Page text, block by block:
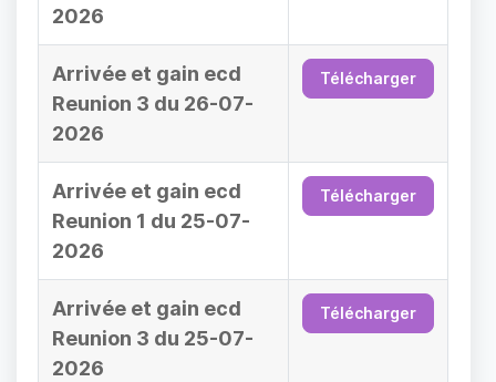
2026
Arrivée et gain ecd
Reunion 3 du 26-07-
2026
Télécharger
Arrivée et gain ecd
Reunion 1 du 25-07-
2026
Télécharger
Arrivée et gain ecd
Reunion 3 du 25-07-
2026
Télécharger